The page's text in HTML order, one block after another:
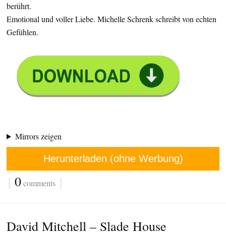
berührt.
Emotional und voller Liebe. Michelle Schrenk schreibt von echten
Gefühlen.
Mirrors zeigen
Herunterladen (ohne Werbung)
{ 0comments }
David Mitchell – Slade House